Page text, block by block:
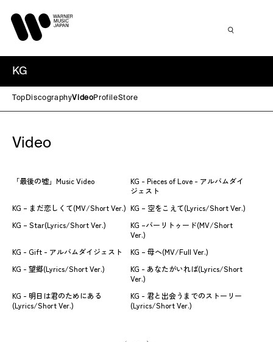
KG
Top DiscographyVideoProfileStore
Video
「最後の嘘」Music Video
KG - Pieces of Love - アルバムダイ
ジェスト
KG – まだ恋しくて(MV/Short Ver.) KG – 空をこえて(Lyrics/Short Ver.)
KG – Star(Lyrics/Short Ver.)
KG –バーリトゥード(MV/Short
Ver.)
KG - Gift - アルバムダイジェスト
KG – 母へ(MV/Full Ver.)
KG - 望郷(Lyrics/Short Ver.)
KG - あなたがいれば(Lyrics/Short
Ver.)
KG - 明日は君のためにある
(Lyrics/Short Ver.)
KG - 君と出会うまでのストーリー
(Lyrics/Short Ver.)